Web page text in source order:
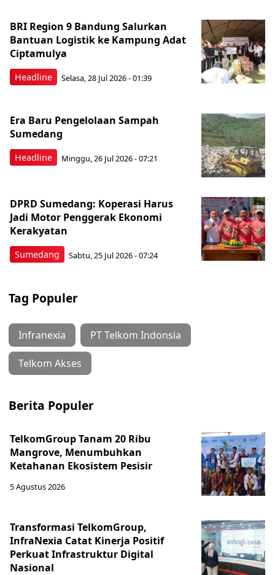
Headline
BRI Region 9 Bandung Salurkan
Bantuan Logistik ke Kampung Adat
Ciptamulya
Selasa, 28 Jul 2026 - 01:39
Headline
Era Baru Pengelolaan Sampah
Sumedang
Minggu, 26 Jul 2026 - 07:21
Sumedang
DPRD Sumedang: Koperasi Harus
Jadi Motor Penggerak Ekonomi
Kerakyatan
Sabtu, 25 Jul 2026 - 07:24
Tag Populer
Infranexia PT Telkom Indonsia
Telkom Akses
Berita Populer
TelkomGroup Tanam 20 Ribu
Mangrove, Menumbuhkan
Ketahanan Ekosistem Pesisir
5 Agustus 2026
Transformasi TelkomGroup,
InfraNexia Catat Kinerja Positif
Perkuat Infrastruktur Digital
Nasional